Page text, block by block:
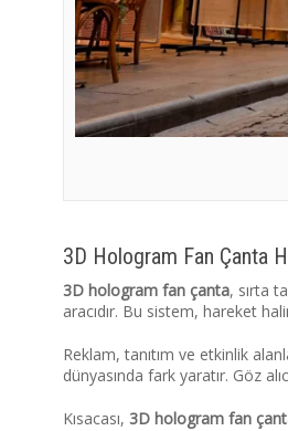
3D Hologram Fan Çanta
3D hologram fan çanta, sırta
aracıdır. Bu sistem, hareket
Reklam, tanıtım ve etkinlik
dünyasında fark yaratır. Göz
Kısacası, 3D hologram fan